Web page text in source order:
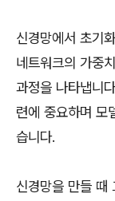
신경망에서 초기
네트워크의 가중
과정을 나타냅니
련에 중요하며 모
습니다.
신경망을 만들 때